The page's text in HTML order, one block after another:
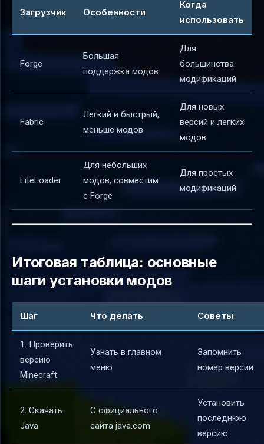
Загрузчик Особенности
Когда
использовать
Forge
Большая
поддержка модов
Для
большинства
модификаций
Fabric
Легкий и быстрый,
меньше модов
Для новых
версий и легких
модов
LiteLoader
Для небольших
модов, совместим
с Forge
Для простых
модификаций
Итоговая таблица: основные
шаги установки модов
Шаг Что делать Советы
1. Проверить
версию
Minecraft
Узнать в главном
меню
Запомнить
номер версии
2. Скачать
Java
С официального
сайта java.com
Установить
последнюю
версию